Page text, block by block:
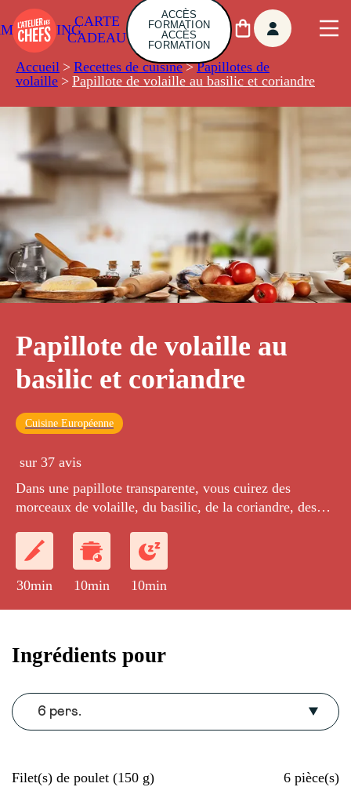
CARTE
CADEAU
ACCÈS
FORMATION
ACCÈS
FORMATION
Accueil > Recettes de cuisine > Papillotes de
volaille > Papillote de volaille au basilic et coriandre
Papillote de volaille au
basilic et coriandre
Cuisine Européenne
sur 37 avis
Dans une papillote transparente, vous cuirez des
morceaux de volaille, du basilic, de la coriandre, des
30min 10min 10min
Ingrédients pour
6 pers.
Filet(s) de poulet (150 g) 6 pièce(s)